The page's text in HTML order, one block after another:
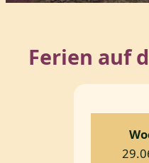
Ferien auf